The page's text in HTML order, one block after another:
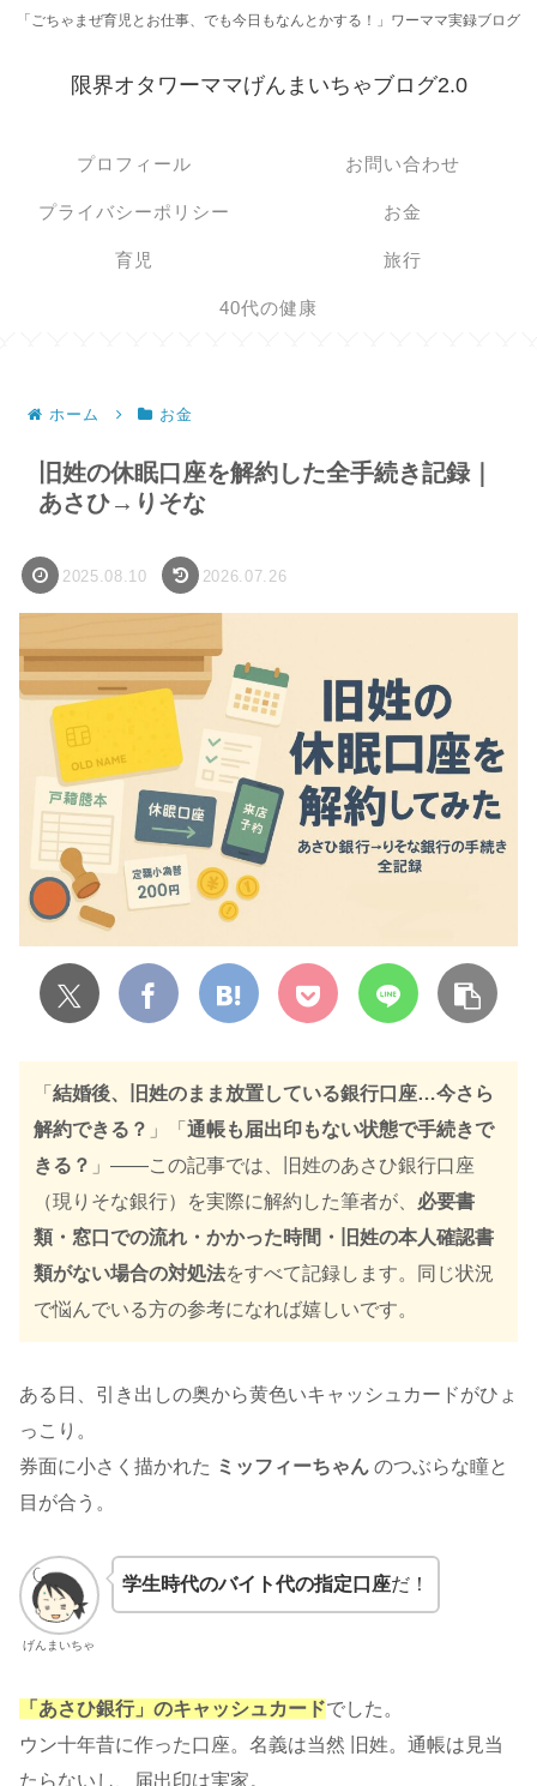
「ごちゃまぜ育児とお仕事、でも今日もなんとかする！」ワーママ実録ブログ
限界オタワーママげんまいちゃブログ2.0
プロフィール お問い合わせ
プライバシーポリシー お金
育児 旅行
40代の健康
ホーム お金
旧姓の休眠口座を解約した全手続き記録｜
あさひ→りそな
2025.08.10 2026.07.26
「 結婚後、旧姓のまま放置している銀行口座…今さら
解約できる？ 」「 通帳も届出印もない状態で手続きで
きる？ 」——この記事では、旧姓のあさひ銀行口座
（現りそな銀行）を実際に解約した筆者が、 必要書
類・窓口での流れ・かかった時間・旧姓の本人確認書
類がない場合の対処法をすべて記録します。同じ状況
で悩んでいる方の参考になれば嬉しいです。
ある日、引き出しの奥から黄色いキャッシュカードがひょ
っこり。
券面に小さく描かれた ミッフィーちゃん のつぶらな瞳と
目が合う。
げんまいちゃ
学生時代のバイト代の指定口座だ！
「あさひ銀行」のキャッシュカードでした。
ウン十年昔に作った口座。名義は当然 旧姓。通帳は見当
たらないし、届出印は実家。